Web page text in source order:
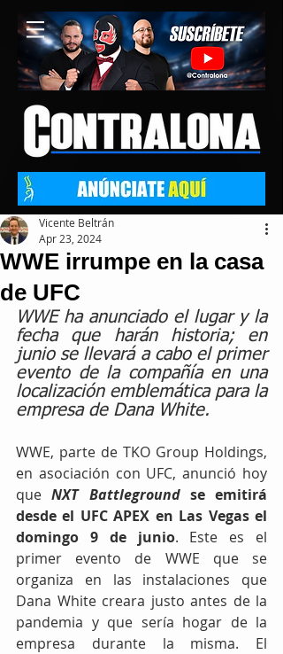
WWE irrumpe en la casa
de UFC
Vicente Beltrán
Apr 23, 2024
WWE ha anunciado el lugar y la
fecha que harán historia; en
junio se llevará a cabo el primer
evento de la compañía en una
localización emblemática para la
empresa de Dana White.
WWE, parte de TKO Group Holdings,
en asociación con UFC, anunció hoy
que NXT Battleground se emitirá
desde el UFC APEX en Las Vegas el
domingo 9 de junio. Este es el
primer evento de WWE que se
organiza en las instalaciones que
Dana White creara justo antes de la
pandemia y que sería hogar de la
empresa durante la misma. El